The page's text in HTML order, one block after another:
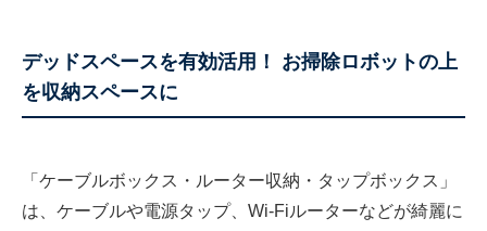
デッドスペースを有効活用！ お掃除ロボットの上
を収納スペースに
「ケーブルボックス・ルーター収納・タップボックス」
は、ケーブルや電源タップ、Wi-Fiルーターなどが綺麗に